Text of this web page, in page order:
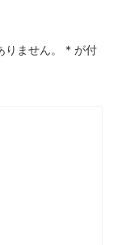
ません。 * が付